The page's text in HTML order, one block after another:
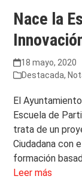
Nace la
18 mayo, 2020
Destacada,
El
Escuela de
trata de un
Ciudadana con
formación
Leer más